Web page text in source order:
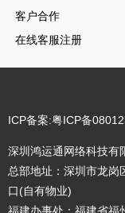
客户合作
在线客服注册
ICP备案:粤ICP备
深圳鸿运通网络科技有
总部地址：深圳市龙岗
口(自有物业)